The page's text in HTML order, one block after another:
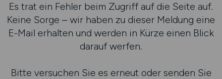
Es trat ein Fehler beim Zugriff auf die Seite auf.
Keine Sorge – wir haben zu dieser Meldung eine
E-Mail erhalten und werden in Kürze einen Blick
darauf werfen.
Bitte versuchen Sie es erneut oder senden Sie